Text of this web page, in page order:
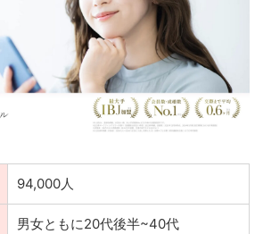
94,000人
男女ともに20代後半~40代